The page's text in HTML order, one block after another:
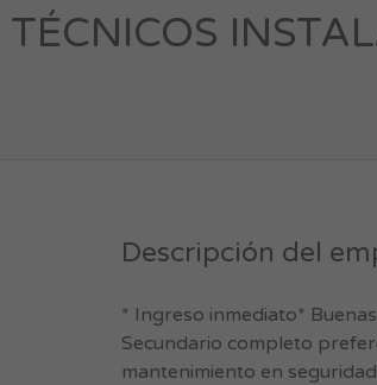
TÉCNICOS
Descripción del
* Ingreso inmediato*
Secundario completo
mantenimiento en